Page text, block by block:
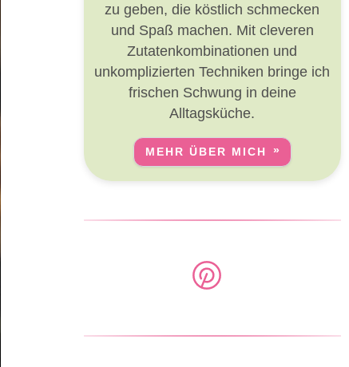
zu geben, die köstlich schmecken
und Spaß machen. Mit cleveren
Zutatenkombinationen und
unkomplizierten Techniken bringe ich
frischen Schwung in deine
Alltagsküche.
MEHR ÜBER MICH